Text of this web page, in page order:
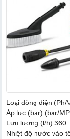
Loại dòng điện (Ph/
Áp lực (bar) (bar/
Lưu lượng (l/h) 360
Nhiệt độ nước vào